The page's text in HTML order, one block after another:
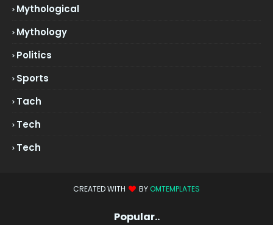
Mythological
Mythology
Politics
Sports
Tach
Tech
Tech
CREATED WITH BY OMTEMPLATES
Popular..